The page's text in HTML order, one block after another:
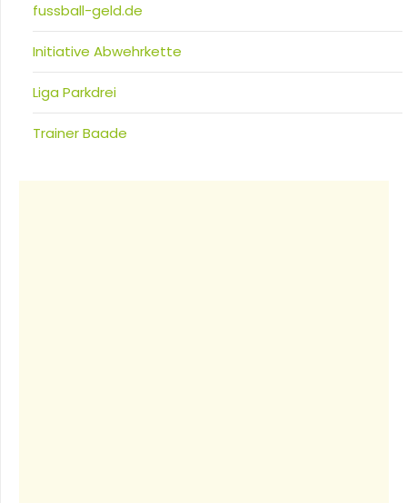
fussball-geld.de
Initiative Abwehrkette
Liga Parkdrei
Trainer Baade